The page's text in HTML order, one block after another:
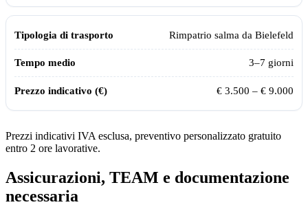
Rimpatrio salma da Bielefeld
3–7 giorni
€ 3.500 – € 9.000
Prezzi indicativi IVA esclusa, preventivo personalizzato gratuito
entro 2 ore lavorative.
Assicurazioni, TEAM e documentazione
necessaria